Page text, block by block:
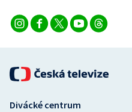
Divácké centrum